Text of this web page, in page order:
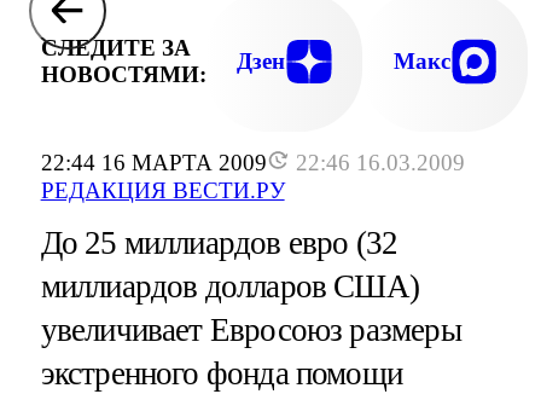
22:44 16 МАРТА 2009
22:46 16.03.2009
РЕДАКЦИЯ ВЕСТИ.РУ
СЛЕДИТЕ ЗА
НОВОСТЯМИ:
Дзен Макс
До 25 миллиардов евро (32
миллиардов долларов США)
увеличивает Евросоюз размеры
экстренного фонда помощи